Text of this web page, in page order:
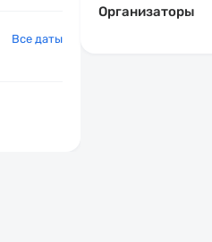
Все даты
Организаторы